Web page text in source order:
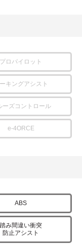
プロパイロット
キングアシスト
ーズコントロール
e-4ORCE
ABS
踏み間違い衝突
防止アシスト